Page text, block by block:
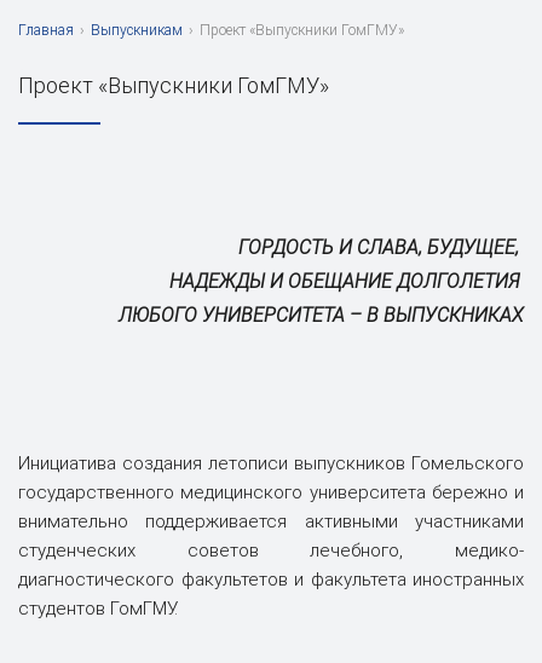
Главная › Выпускникам › Проект «Выпускники ГомГМУ»
Проект «Выпускники ГомГМУ»
ГОРДОСТЬ И СЛАВА, БУДУЩЕЕ,
НАДЕЖДЫ И ОБЕЩАНИЕ ДОЛГОЛЕТИЯ
ЛЮБОГО УНИВЕРСИТЕТА – В ВЫПУСКНИКАХ
Инициатива создания летописи выпускников Гомельского
государственного медицинского университета бережно и
внимательно поддерживается активными участниками
студенческих cоветов лечебного, медико-
диагностического факультетов и факультета иностранных
студентов ГомГМУ.